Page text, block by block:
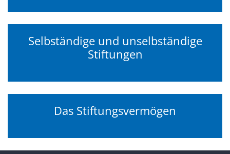
Selbständige und unselbständige
Stiftungen
Das Stiftungsvermögen